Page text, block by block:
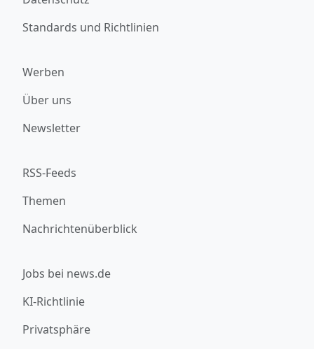
Standards und Richtlinien
Werben
Über uns
Newsletter
RSS-Feeds
Themen
Nachrichtenüberblick
Jobs bei news.de
KI-Richtlinie
Privatsphäre